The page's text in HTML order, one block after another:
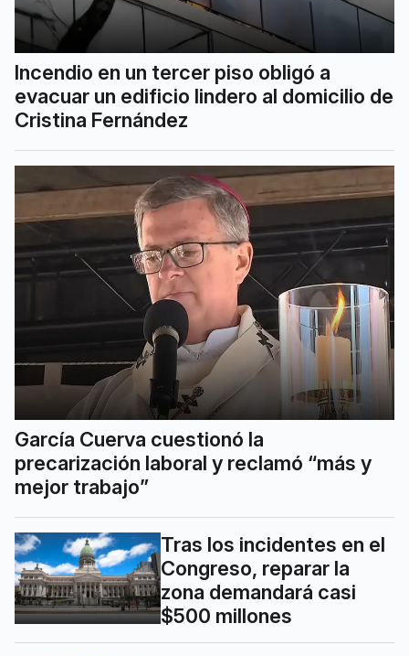
Incendio en un tercer piso obligó a
evacuar un edificio lindero al domicilio de
Cristina Fernández
García Cuerva cuestionó la
precarización laboral y reclamó “más y
mejor trabajo”
Tras los incidentes en el
Congreso, reparar la
zona demandará casi
$500 millones